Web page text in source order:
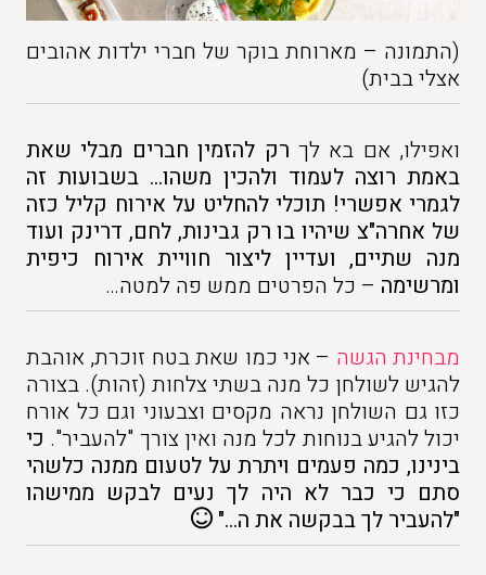
(התמונה – מארוחת בוקר של חברי ילדות אהובים
אצלי בבית)
ואפילו, אם בא לך רק להזמין חברים מבלי שאת
באמת רוצה לעמוד ולהכין משהו… בשבועות זה
לגמרי אפשרי! תוכלי להחליט על אירוח קליל כזה
של אחרה"צ שיהיו בו רק גבינות, לחם, דרינק ועוד
מנה שתיים, ועדיין ליצור חוויית אירוח כיפית
ומרשימה – כל הפרטים ממש פה למטה…
מבחינת הגשה – אני כמו שאת בטח זוכרת, אוהבת
להגיש לשולחן כל מנה בשתי צלחות (זהות). בצורה
כזו גם השולחן נראה מקסים וצבעוני וגם כל אורח
יכול להגיע בנוחות לכל מנה ואין צורך "להעביר". כי
בינינו, כמה פעמים ויתרת על לטעום ממנה כלשהי
סתם כי כבר לא היה לך נעים לבקש ממישהו
"להעביר לך בבקשה את ה…"